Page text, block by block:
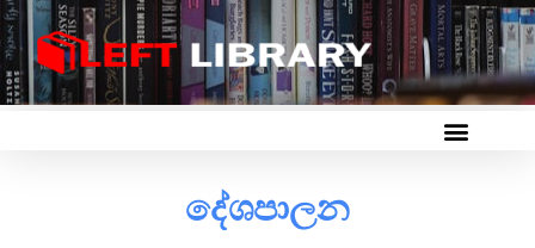
දේශපාලන